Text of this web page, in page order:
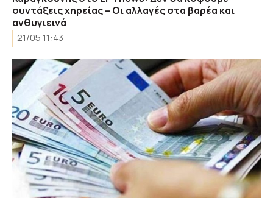
συντάξεις χηρείας – Οι αλλαγές στα βαρέα και
ανθυγιεινά
21/05 11:43